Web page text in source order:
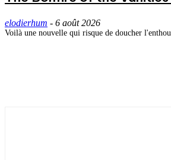
elodierhum - 6 août 2026
Voilà une nouvelle qui risque de doucher